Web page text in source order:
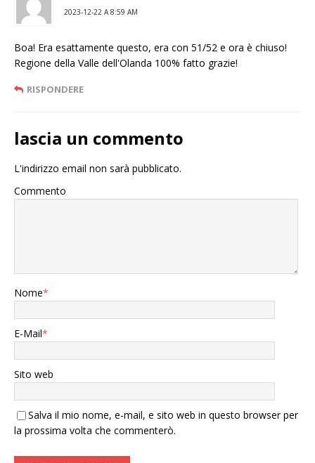
2023-12-22 A 8:59 AM
Boa! Era esattamente questo, era con 51/52 e ora è chiuso!
Regione della Valle dell'Olanda 100% fatto grazie!
RISPONDERE
lascia un commento
L'indirizzo email non sarà pubblicato.
Commento
Nome*
E-Mail*
Sito web
Salva il mio nome, e-mail, e sito web in questo browser per
la prossima volta che commenterò.